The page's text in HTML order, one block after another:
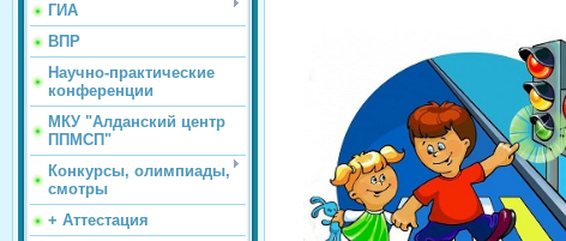
ГИА
ВПР
Научно-практические
конференции
МКУ "Алданский центр
ППМСП"
Конкурсы, олимпиады,
смотры
+ Аттестация